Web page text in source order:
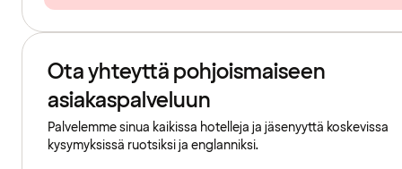
Ota yhteyttä pohjoismaiseen
asiakaspalveluun
Palvelemme sinua kaikissa hotelleja ja jäsenyyttä koskevissa
kysymyksissä ruotsiksi ja englanniksi.